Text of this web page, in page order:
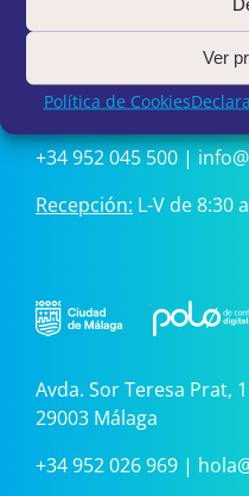
Ver
Política de Cookies
Avda. de José Ortega y
+34 952 045 500|
Recepción: L-V de 8:30
Avda. Sor Teresa Prat,
29003 Málaga
+34 952 026 969|